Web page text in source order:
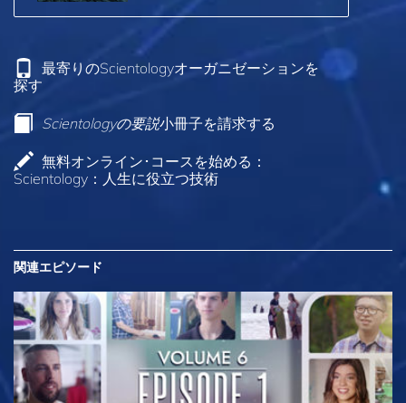
最寄りのScientologyオーガニゼーションを
探す
Scientologyの要説小冊子を請求する
無料オンライン･コースを始める：
Scientology：人生に役立つ技術
関連エピソード